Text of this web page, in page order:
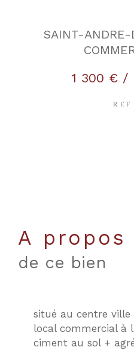
SAINT-ANDRE-
1 300 € /
a propos
de ce bien
situé au centre ville
local commercial à
ciment au sol +